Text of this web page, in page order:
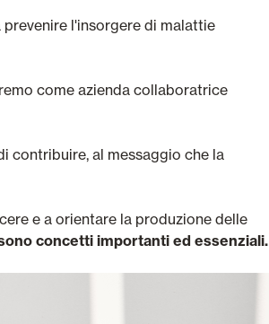
l'insorgere di malattie
come azienda collaboratrice
contribuire, al messaggio che la
e a orientare la produzione delle
concetti importanti ed essenziali.